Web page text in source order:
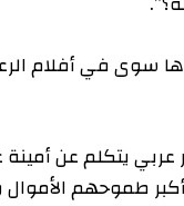
في أفلام
عن أمينة غانم
طموحهم الأموال